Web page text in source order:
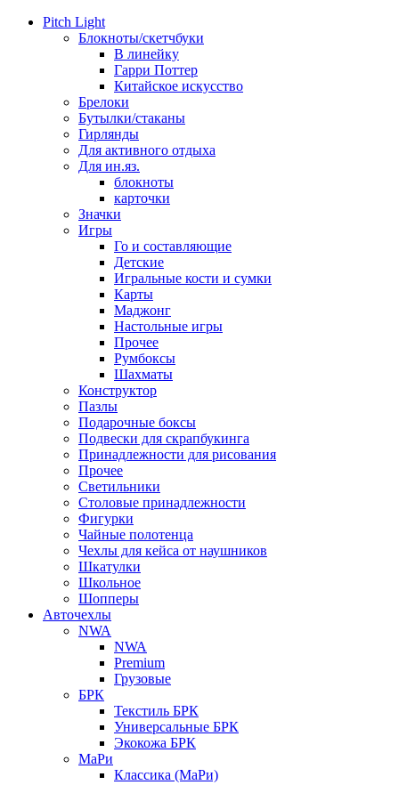
Pitch Light
Блокноты/скетчбуки
В линейку
Гарри Поттер
Китайское искусство
Брелоки
Бутылки/стаканы
Гирлянды
Для активного отдыха
Для ин.яз.
блокноты
карточки
Значки
Игры
Го и составляющие
Детские
Игральные кости и сумки
Карты
Маджонг
Настольные игры
Прочее
Румбоксы
Шахматы
Конструктор
Пазлы
Подарочные боксы
Подвески для скрапбукинга
Принадлежности для рисования
Прочее
Светильники
Столовые принадлежности
Фигурки
Чайные полотенца
Чехлы для кейса от наушников
Шкатулки
Школьное
Шопперы
Авточехлы
NWA
NWA
Premium
Грузовые
БРК
Текстиль БРК
Универсальные БРК
Экокожа БРК
МаРи
Классика (МаРи)